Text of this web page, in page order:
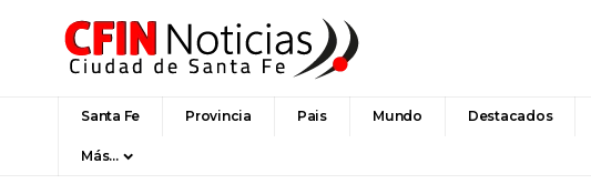
Santa Fe Provincia Pais Mundo Destacados
Más…